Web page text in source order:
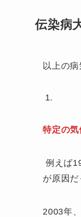
伝染病
以上の病
特定の気
例えば
が原因だ
2003年